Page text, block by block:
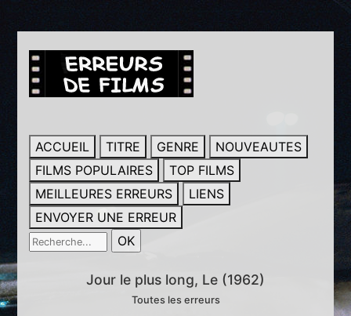
ACCUEIL TITRE GENRE
NOUVEAUTES
FILMS POPULAIRES
TOP FILMS
MEILLEURES ERREURS
LIENS
ENVOYER UNE ERREUR
Jour le plus long, Le (1962)
Toutes les erreurs